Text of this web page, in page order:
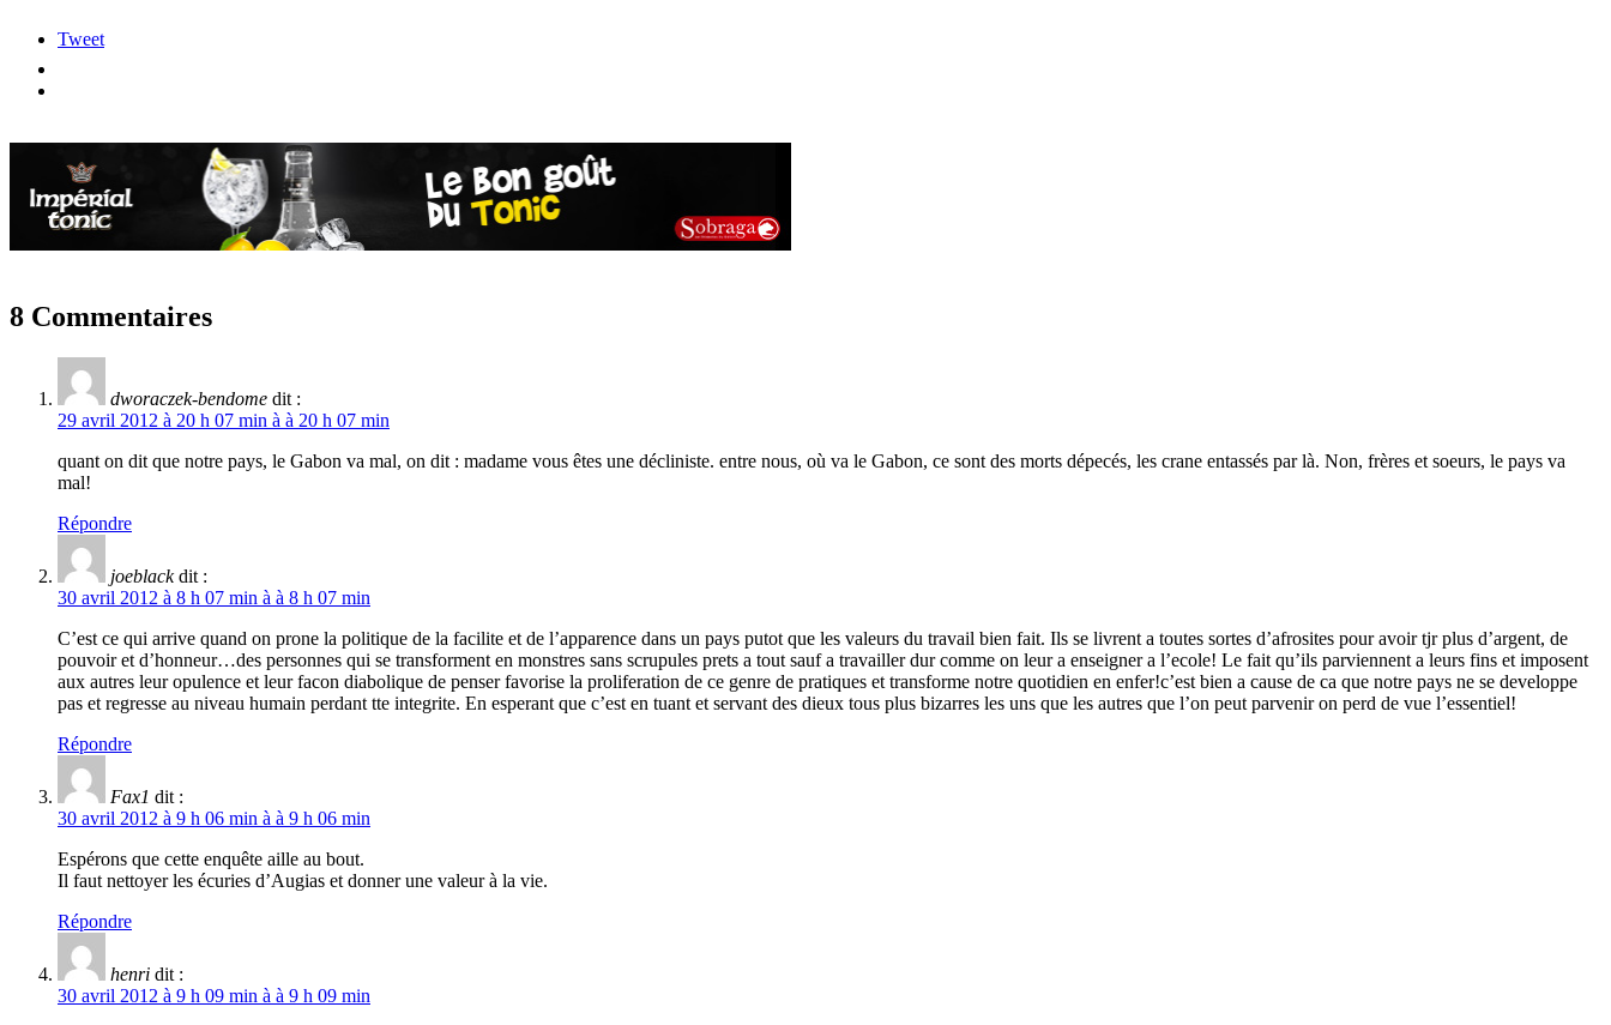
Tweet
8 Commentaires
dworaczek-bendome dit :
29 avril 2012 à 20 h 07 min à à 20 h 07 min
quant on dit que notre pays, le Gabon va mal, on dit : madame vous êtes une décliniste. entre nous, où va le Gabon, ce sont des morts dépecés, les crane entassés par là. Non, frères et soeurs, le pays va
mal!
Répondre
joeblack dit :
30 avril 2012 à 8 h 07 min à à 8 h 07 min
C’est ce qui arrive quand on prone la politique de la facilite et de l’apparence dans un pays putot que les valeurs du travail bien fait. Ils se livrent a toutes sortes d’afrosites pour avoir tjr plus d’argent, de
pouvoir et d’honneur…des personnes qui se transforment en monstres sans scrupules prets a tout sauf a travailler dur comme on leur a enseigner a l’ecole! Le fait qu’ils parviennent a leurs fins et imposent
aux autres leur opulence et leur facon diabolique de penser favorise la proliferation de ce genre de pratiques et transforme notre quotidien en enfer!c’est bien a cause de ca que notre pays ne se developpe
pas et regresse au niveau humain perdant tte integrite. En esperant que c’est en tuant et servant des dieux tous plus bizarres les uns que les autres que l’on peut parvenir on perd de vue l’essentiel!
Répondre
Fax1 dit :
30 avril 2012 à 9 h 06 min à à 9 h 06 min
Espérons que cette enquête aille au bout.
Il faut nettoyer les écuries d’Augias et donner une valeur à la vie.
Répondre
henri dit :
30 avril 2012 à 9 h 09 min à à 9 h 09 min